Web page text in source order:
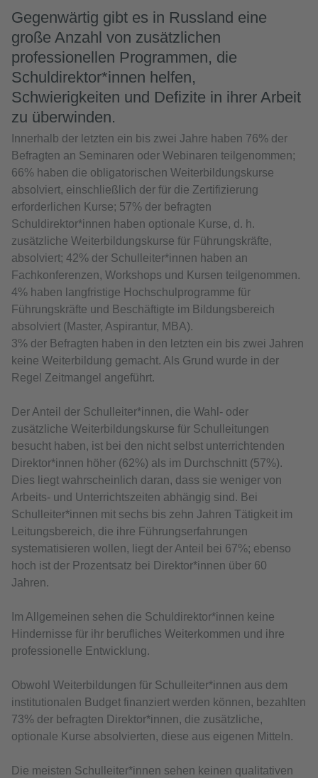
Gegenwärtig gibt es in Russland eine
große Anzahl von zusätzlichen
professionellen Programmen, die
Schuldirektor*innen helfen,
Schwierigkeiten und Defizite in ihrer Arbeit
zu überwinden.
Innerhalb der letzten ein bis zwei Jahre haben 76% der
Befragten an Seminaren oder Webinaren teilgenommen;
66% haben die obligatorischen Weiterbildungskurse
absolviert, einschließlich der für die Zertifizierung
erforderlichen Kurse; 57% der befragten
Schuldirektor*innen haben optionale Kurse, d. h.
zusätzliche Weiterbildungskurse für Führungskräfte,
absolviert; 42% der Schulleiter*innen haben an
Fachkonferenzen, Workshops und Kursen teilgenommen.
4% haben langfristige Hochschulprogramme für
Führungskräfte und Beschäftigte im Bildungsbereich
absolviert (Master, Aspirantur, MBA).
3% der Befragten haben in den letzten ein bis zwei Jahren
keine Weiterbildung gemacht. Als Grund wurde in der
Regel Zeitmangel angeführt.
Der Anteil der Schulleiter*innen, die Wahl- oder
zusätzliche Weiterbildungskurse für Schulleitungen
besucht haben, ist bei den nicht selbst unterrichtenden
Direktor*innen höher (62%) als im Durchschnitt (57%).
Dies liegt wahrscheinlich daran, dass sie weniger von
Arbeits- und Unterrichtszeiten abhängig sind. Bei
Schulleiter*innen mit sechs bis zehn Jahren Tätigkeit im
Leitungsbereich, die ihre Führungserfahrungen
systematisieren wollen, liegt der Anteil bei 67%; ebenso
hoch ist der Prozentsatz bei Direktor*innen über 60
Jahren.
Im Allgemeinen sehen die Schuldirektor*innen keine
Hindernisse für ihr berufliches Weiterkommen und ihre
professionelle Entwicklung.
Obwohl Weiterbildungen für Schulleiter*innen aus dem
institutionalen Budget finanziert werden können, bezahlten
73% der befragten Direktor*innen, die zusätzliche,
optionale Kurse absolvierten, diese aus eigenen Mitteln.
Die meisten Schulleiter*innen sehen keinen qualitativen